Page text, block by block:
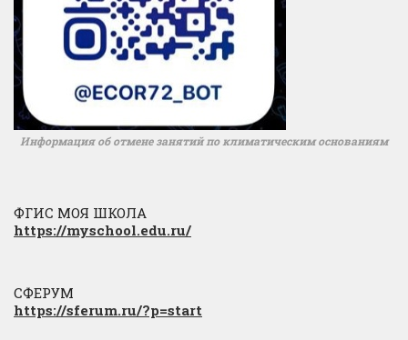
Информация об отмене занятий по климатическим основаниям
ФГИС МОЯ ШКОЛА
https://myschool.edu.ru/
СФЕРУМ
https://sferum.ru/?p=start